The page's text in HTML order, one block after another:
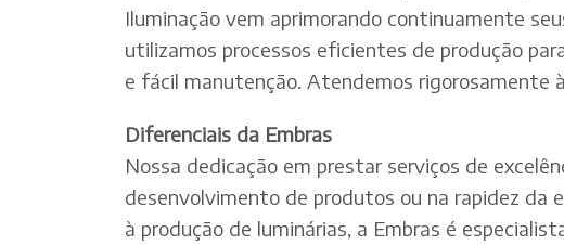
Iluminação vem aprimorando continuamente
utilizamos processos eficientes de produção
e fácil manutenção. Atendemos rigorosamente
Diferenciais da Embras
Nossa dedicação em prestar serviços de
desenvolvimento de produtos ou na rapidez da
à produção de luminárias, a Embras é